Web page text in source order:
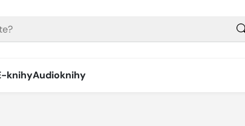
knihyAudioknihy